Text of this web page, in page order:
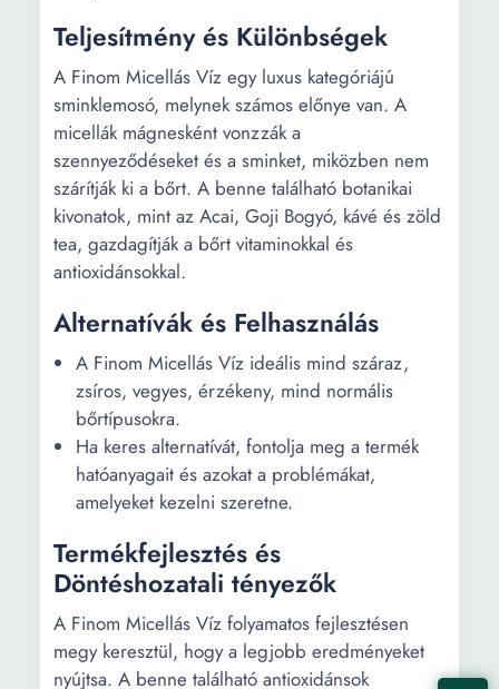
Teljesítmény és Különbségek
A Finom Micellás Víz egy luxus kategóriájú
sminklemosó, melynek számos előnye van. A
micellák mágnesként vonzzák a
szennyeződéseket és a sminket, miközben nem
szárítják ki a bőrt. A benne található botanikai
kivonatok, mint az Acai, Goji Bogyó, kávé és zöld
tea, gazdagítják a bőrt vitaminokkal és
antioxidánsokkal.
Alternatívák és Felhasználás
A Finom Micellás Víz ideális mind száraz,
zsíros, vegyes, érzékeny, mind normális
bőrtípusokra.
Ha keres alternatívát, fontolja meg a termék
hatóanyagait és azokat a problémákat,
amelyeket kezelni szeretne.
Termékfejlesztés és
Döntéshozatali tényezők
A Finom Micellás Víz folyamatos fejlesztésen
megy keresztül, hogy a legjobb eredményeket
nyújtsa. A benne található antioxidánsok